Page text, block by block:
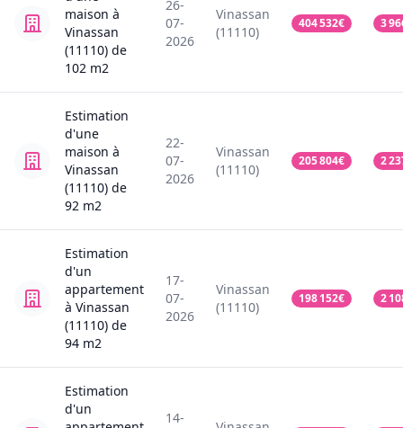
maison à
Vinassan
(11110) de
102 m2
26-
07-
2026
Vinassan
(11110)
404 532€ 3
Estimation
d'une
maison à
Vinassan
(11110) de
92 m2
22-
07-
2026
Vinassan
(11110)
205 804€ 2
Estimation
d'un
appartement
à Vinassan
(11110) de
94 m2
17-
07-
2026
Vinassan
(11110)
198 152€ 2
Estimation
d'un
14-